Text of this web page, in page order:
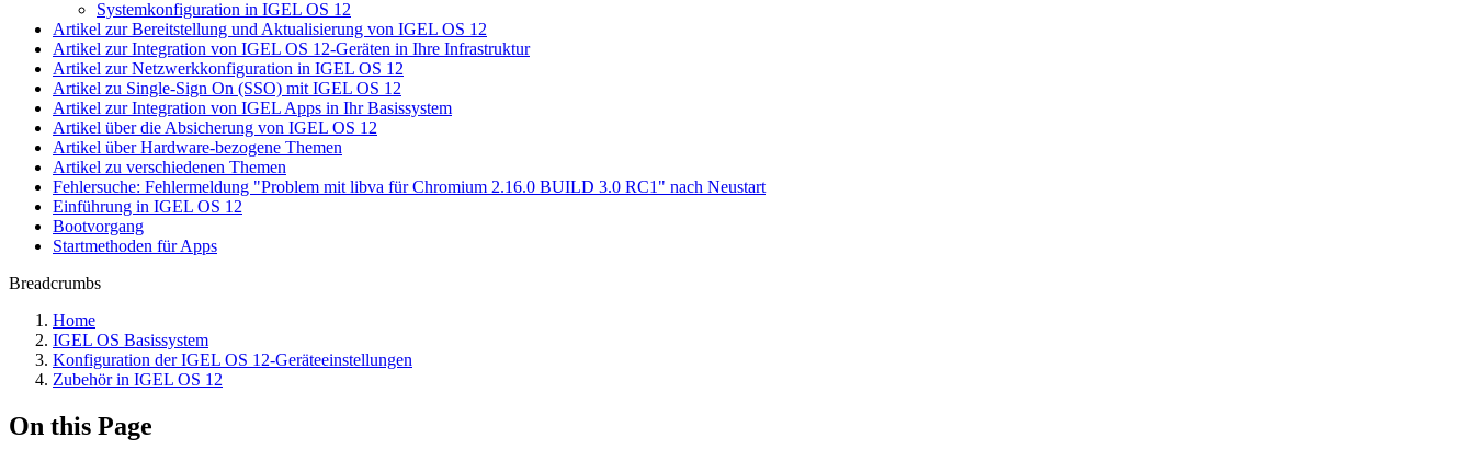
Systemkonfiguration in IGEL OS 12
Artikel zur Bereitstellung und Aktualisierung von IGEL OS 12
Artikel zur Integration von IGEL OS 12-Geräten in Ihre Infrastruktur
Artikel zur Netzwerkkonfiguration in IGEL OS 12
Artikel zu Single-Sign On (SSO) mit IGEL OS 12
Artikel zur Integration von IGEL Apps in Ihr Basissystem
Artikel über die Absicherung von IGEL OS 12
Artikel über Hardware-bezogene Themen
Artikel zu verschiedenen Themen
Fehlersuche: Fehlermeldung "Problem mit libva für Chromium 2.16.0 BUILD 3.0 RC1" nach Neustart
Einführung in IGEL OS 12
Bootvorgang
Startmethoden für Apps
Breadcrumbs
Home
IGEL OS Basissystem
Konfiguration der IGEL OS 12-Geräteeinstellungen
Zubehör in IGEL OS 12
On this Page